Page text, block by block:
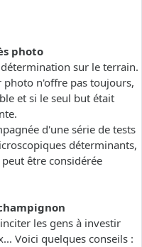
photo
sur le terrain.
n'offre pas toujours,
et si le seul but était
d'une série de tests
déterminants,
être considérée
les gens à investir
Voici quelques conseils :